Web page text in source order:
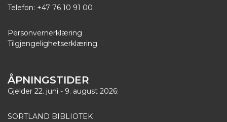
Telefon: +47 76 10 91 00
Personvernerklæring
Tilgjengelighetserklæring
ÅPNINGSTIDER
Gjelder 22. juni - 9. august 2026:
SORTLAND BIBLIOTEK